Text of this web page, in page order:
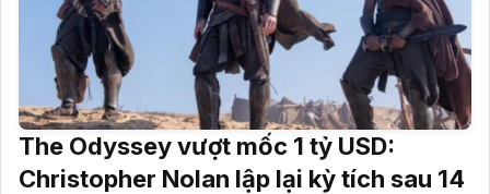
The Odyssey vượt mốc 1 tỷ USD:
Christopher Nolan lập lại kỳ tích sau 14